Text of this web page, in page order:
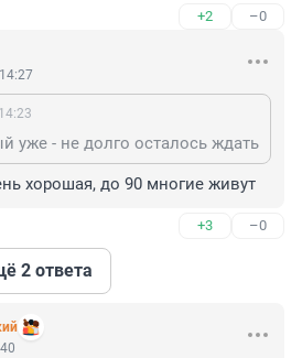
+2 –0
уже - не долго осталось ждать
хорошая, до 90 многие живут
+3 –0
2 ответа